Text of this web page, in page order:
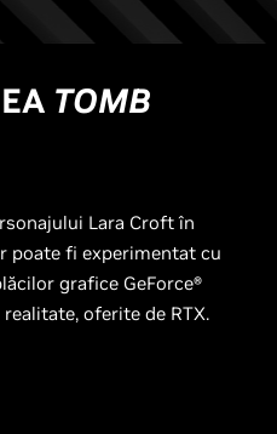
TOMB
Lara Croft în
poate fi experimentat cu
grafice GeForce®
oferite de RTX.